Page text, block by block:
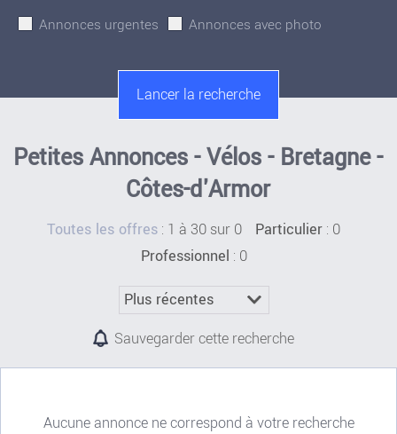
Annonces urgentes
Annonces avec photo
Petites Annonces - Vélos - Bretagne -
Côtes-d'Armor
Toutes les offres : 1 à 30 sur 0 Particulier : 0
Professionnel : 0
Sauvegarder cette recherche
Aucune annonce ne correspond à votre recherche